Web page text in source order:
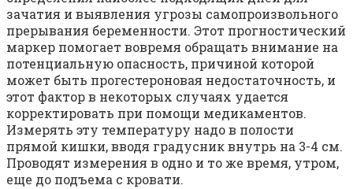
зачатия и выявления угрозы самопроизвольного
прерывания беременности. Этот прогностический
маркер помогает вовремя обращать внимание на
потенциальную опасность, причиной которой
может быть прогестероновая недостаточность, и
этот фактор в некоторых случаях удается
корректировать при помощи медикаментов.
Измерять эту температуру надо в полости
прямой кишки, вводя градусник внутрь на 3-4 см.
Проводят измерения в одно и то же время, утром,
еще до подъема с кровати.